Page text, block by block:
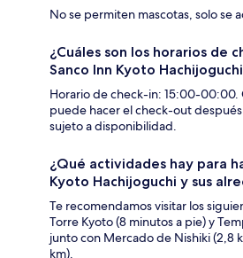
No se permiten mascotas, solo se
¿Cuáles son los horarios de
Sanco Inn Kyoto
Horario de check-in: 15:00-00:00.
puede hacer el check-out
sujeto a disponibilidad.
¿Qué actividades hay para
Kyoto Hachijoguchi y sus
Te recomendamos visitar los
Torre Kyoto (8 minutos a pie) y
junto con Mercado de Nishiki (2,8
km).